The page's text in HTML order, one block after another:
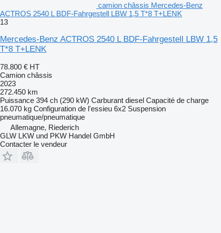
camion châssis Mercedes-Benz
ACTROS 2540 L BDF-Fahrgestell LBW 1,5 T*8 T+LENK
13
Mercedes-Benz ACTROS 2540 L BDF-Fahrgestell LBW 1,5
T*8 T+LENK
78.800 € HT
Camion châssis
2023
272.450 km
Puissance 394 ch (290 kW) Carburant diesel Capacité de charge
16.070 kg Configuration de l'essieu 6x2 Suspension
pneumatique/pneumatique
Allemagne, Riederich
GLW LKW und PKW Handel GmbH
Contacter le vendeur